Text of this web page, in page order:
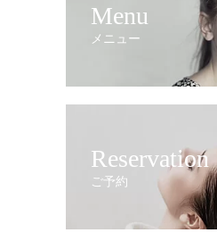
Menu
メニュー
Reservation
ご予約